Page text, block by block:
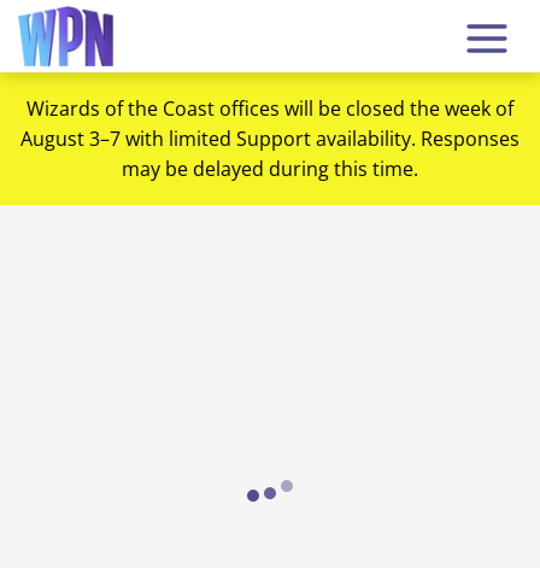
Wizards of the Coast offices will be closed the week of
August 3–7 with limited Support availability. Responses
may be delayed during this time.
Loading...